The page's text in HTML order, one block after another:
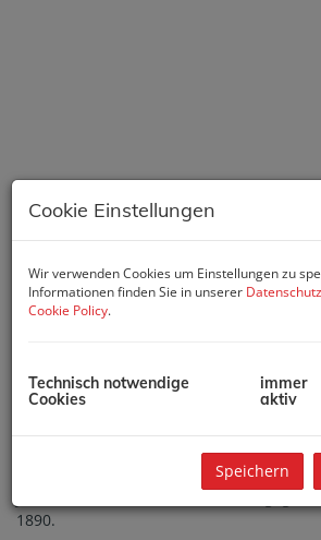
DAS HAUS:
Es handelt sich um ein wunderschönes
1890.
Cookie Einstellungen
Wir verwenden Cookies um Einstellungen zu
Informationen finden Sie in unserer
Cookie Policy.
Technisch notwendige
Cookies
immer
aktiv
Speichern